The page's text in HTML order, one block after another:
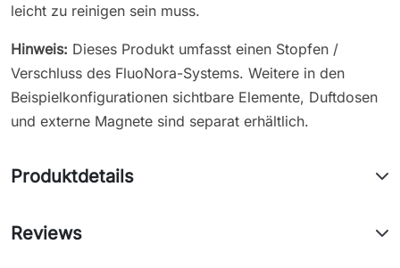
leicht zu reinigen sein muss.
Hinweis: Dieses Produkt umfasst einen Stopfen /
Verschluss des FluoNora-Systems. Weitere in den
Beispielkonfigurationen sichtbare Elemente, Duftdosen
und externe Magnete sind separat erhältlich.
Produktdetails
Reviews